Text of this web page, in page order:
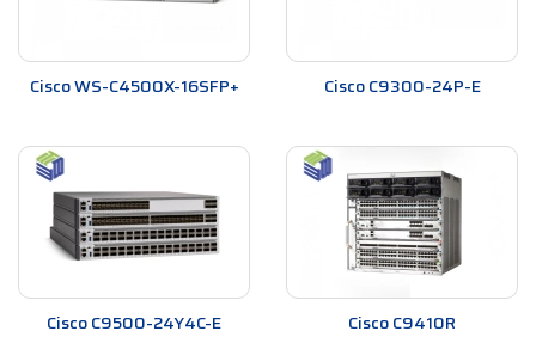
Cisco WS-C4500X-16SFP+ Cisco C9300-24P-E
Cisco C9500-24Y4C-E Cisco C9410R